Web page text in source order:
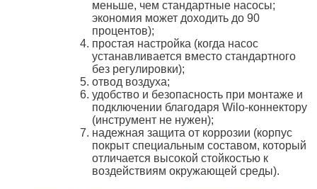
меньше, чем стандартные насосы;
экономия может доходить до 90
процентов);
простая настройка (когда насос
устанавливается вместо стандартного
без регулировки);
отвод воздуха;
удобство и безопасность при монтаже и
подключении благодаря Wilo-коннектору
(инструмент не нужен);
надежная защита от коррозии (корпус
покрыт специальным составом, который
отличается высокой стойкостью к
воздействиям окружающей среды).